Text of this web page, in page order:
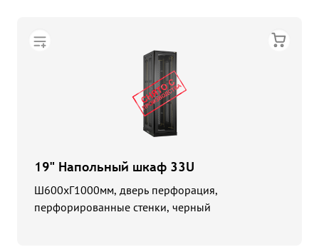
19" Напольный шкаф 33U
Ш600хГ1000мм, дверь перфорация,
перфорированные стенки, черный